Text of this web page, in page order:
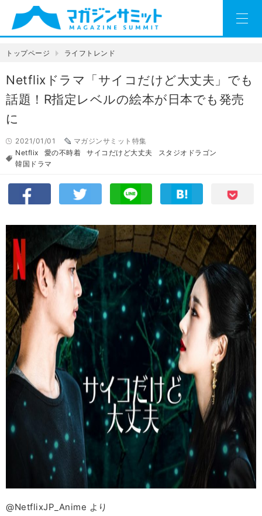
トップページ ライフトレンド
Netflixドラマ「サイコだけど大丈夫」でも
話題！R指定レベルの絵本が日本でも発売
に
2021/01/01
マガジンサミット特集
Netflix
愛の不時着 サイコだけど大丈夫
スタジオドラゴン
韓国ドラマ
@NetflixJP_Anime より